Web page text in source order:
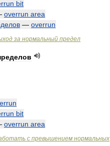
bit
overrun area
— overrun
за нормальный предел
bit
overrun area
с превышением нормальных